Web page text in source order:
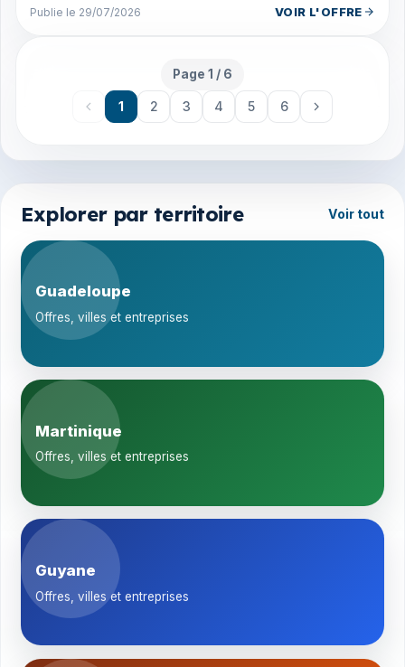
Publie le 29/07/2026 VOIR L'OFFRE
Page 1 / 6
1 2 3 4 5 6
Page 1 sur 6
Explorer par territoire Voir tout
Guadeloupe
Offres, villes et entreprises
Martinique
Offres, villes et entreprises
Guyane
Offres, villes et entreprises